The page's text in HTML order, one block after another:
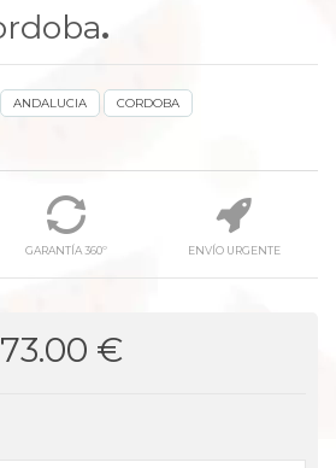
.
ANDALUCIA CORDOBA
GARANTÍA 360º ENVÍO URGENTE
73.00 €